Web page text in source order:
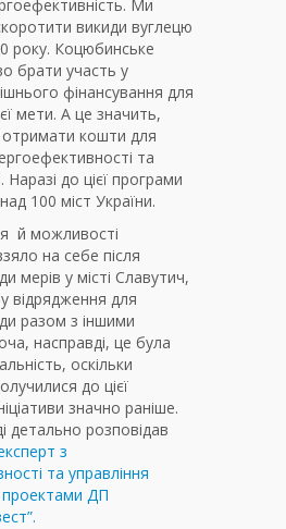
Ми
викиди вуглецю
року. Коцюбинське
брати участь у
фінансування для
мети. А це значить,
кошти для
та
до цієї програми
100 міст України.
й можливості
на себе після
мерів у місті Славутич,
відрядження для
разом з іншими
насправді, це була
оскільки
до цієї
значно раніше.
детально розповідав
з
та управління
ДП